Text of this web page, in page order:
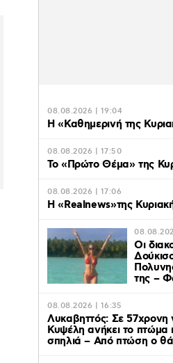
08.08.2026 | 19:04
H «Καθημερινή της
08.08.2026 | 17:50
Το «Πρώτο Θέμα» της
08.08.2026 | 17:06
Η «Realnews»της
Οι
της –
08.08.2026 | 16:35
Λυκαβηττός: Σε 57χρονη
Κυψέλη ανήκει το
σπηλιά – Από πτώση ο